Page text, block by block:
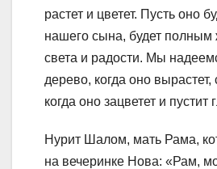
растет и цветет. Пусть оно
нашего сына, будет полным
света и радости. Мы
дерево, когда оно
когда оно зацветет и пустит
Нурит Шалом, мать Рама,
на вечеринке Нова: «Рам,